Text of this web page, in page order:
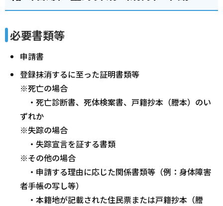
必要書類等
申請書
登録抹消するに至った証明書類等
※死亡の場合
・死亡診断書、死体検案書、戸籍抄本（謄本）のい
ずれか
※失踪の場合
・失踪宣言を証する書類
※その他の場合
・申請する理由に応じた関係書類等（例：身体障害
者手帳の写し等）
・本籍地が記載された住民票または戸籍抄本（謄